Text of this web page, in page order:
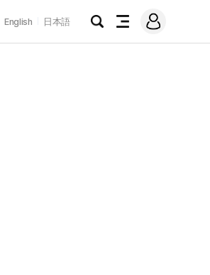
English 日本語
검
전
메
그